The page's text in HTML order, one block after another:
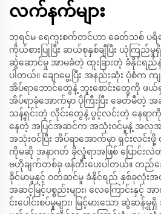
လက်နက်များ
ဘုရင်မ ရေကူးစက်တင်ဟာ ခေတ်သစ် ပရိ
ကိုယ်စားပြုပြီး ဆယ်စုနှစ်ချီပြီး ယုံကြည်မှု
ဆွဲဆောင်မှု အာမခံတဲ့ ထူးခြားတဲ့ ခံနိုင်ရည်
ပါတယ်။ ချောမွေ့ပြီး အနည်းဆုံး ပုံစံက
အိပ်ရာဘောင်တွေနဲ့ ဘူးစောင်းတွေကို ဖယ်ရှာ
အိပ်ရာခုံအောက်မှာ ပိုကြီးပြီး ခေတ်မီတဲ့ အ
သန့်ရှင်းတဲ့ လိုင်းတွေနဲ့ ပွင့်လင်းတဲ့ နေရာကို
နေတဲ့ အပြင်အဆင်က အသုံးဝင်မှုနဲ့ အလှ
အသုံးဝင်ပြီး အိပ်ရာအောက်မှာ ရှင်းလင်
ကိုမဆို အနာဂတ် ခိုလှုံရာအဖြစ် ပြောင်းလဲ
ဗဟိုချက်တစ်ခု ဖန်တီးပေးပါတယ်။ တ
ခိုင်မာမှုနှင့် ဝတ်ဆင်မှု ခံနိုင်ရည် နှစ်ခုလုံး
အဆင့်မြင့်ပစ္စည်းများ၊ လေကြောင်
င်းပေါင်းစပ်မှုများ၊ မြင့်မားသော ဆွဲဆန့်